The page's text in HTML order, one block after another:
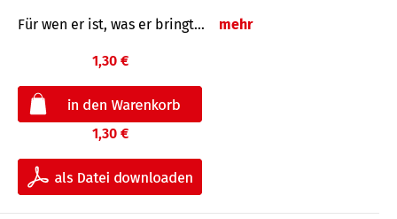
Für wen er ist, was er bringt… mehr
1,30 €
1,30 €